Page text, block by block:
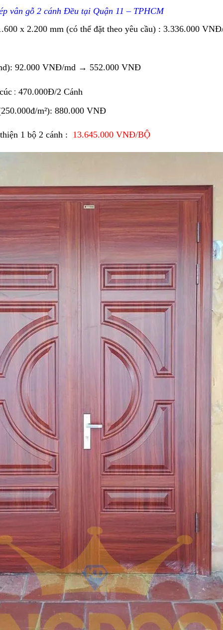
vân gỗ2 cánh Đều tại Quận 11 – TPHCM
x 2.200 mm (có thể đặt theo yêu cầu) : 3.336.000
: 92.000 VNĐ/md → 552.000 VNĐ
: 470.000Đ/2 Cánh
m²): 880.000 VNĐ
1 bộ 2 cánh : 13.645.000 VNĐ/BỘ